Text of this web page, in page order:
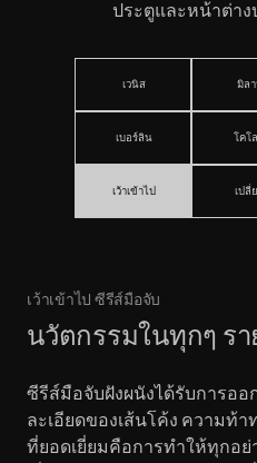
ประตูและหน้าต่า
เวนิส มิล
เบอร์ลิน โคโ
เว้าเข้าไป เปลี่
เว้าเข้าไป ซีรีส์มือจับ
นวัตกรรมในทุกๆ รา
ซีรีส์มือจับฝังผนังได้รับการอ
ละเอียดของเส้นโค้ง ความ
ที่ยอดเยี่ยมคือการทำให้ทุกอย่